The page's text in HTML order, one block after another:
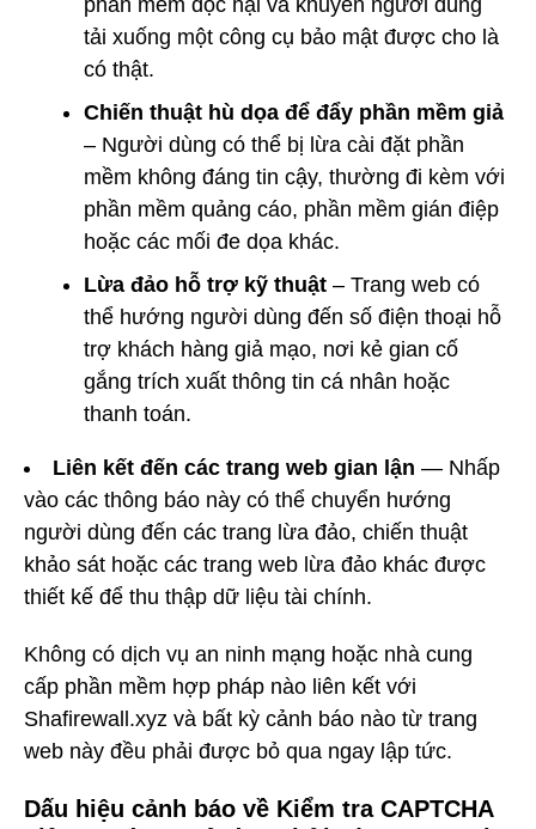
tải xuống một công cụ bảo mật được cho là
có thật.
Chiến thuật hù dọa để đẩy phần mềm giả
– Người dùng có thể bị lừa cài đặt phần
mềm không đáng tin cậy, thường đi kèm với
phần mềm quảng cáo, phần mềm gián điệp
hoặc các mối đe dọa khác.
Lừa đảo hỗ trợ kỹ thuật – Trang web có
thể hướng người dùng đến số điện thoại hỗ
trợ khách hàng giả mạo, nơi kẻ gian cố
gắng trích xuất thông tin cá nhân hoặc
thanh toán.
Liên kết đến các trang web gian lận — Nhấp
vào các thông báo này có thể chuyển hướng
người dùng đến các trang lừa đảo, chiến thuật
khảo sát hoặc các trang web lừa đảo khác được
thiết kế để thu thập dữ liệu tài chính.
Không có dịch vụ an ninh mạng hoặc nhà cung
cấp phần mềm hợp pháp nào liên kết với
Shafirewall.xyz và bất kỳ cảnh báo nào từ trang
web này đều phải được bỏ qua ngay lập tức.
Dấu hiệu cảnh báo về Kiểm tra CAPTCHA